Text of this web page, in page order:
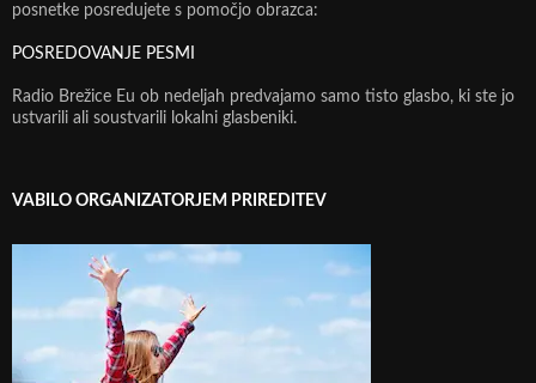
posnetke posredujete s pomočjo obrazca:
POSREDOVANJE PESMI
Radio Brežice Eu ob nedeljah predvajamo samo tisto glasbo, ki ste jo
ustvarili ali soustvarili lokalni glasbeniki.
VABILO ORGANIZATORJEM PRIREDITEV